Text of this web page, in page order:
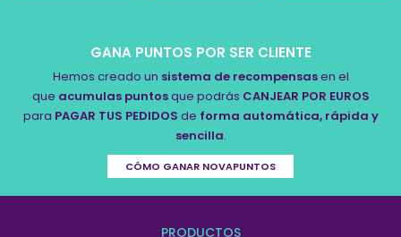
GANA PUNTOS POR SER CLIENTE
Hemos creado un sistema de recompensasen el
que acumulas puntosque podrás CANJEAR POR EUROS
para PAGAR TUS PEDIDOS de forma automática, rápida y
sencilla.
CÓMO GANAR NOVAPUNTOS
PRODUCTOS